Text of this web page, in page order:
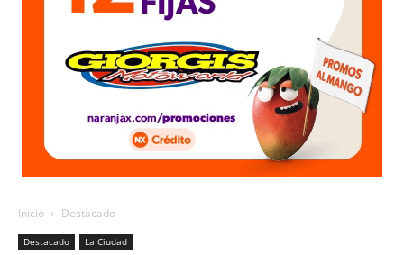
Inicio Destacado
Destacado La Ciudad